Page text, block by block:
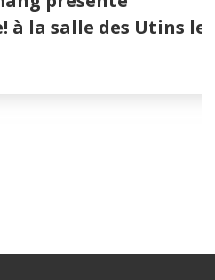
à la salle des Utins le